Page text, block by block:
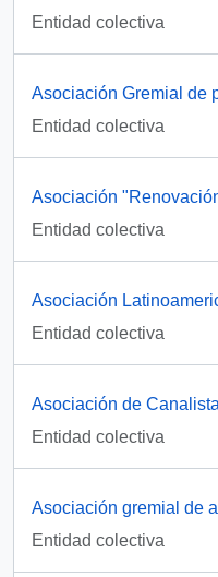
Entidad colectiva
Entidad colectiva
Asociación
Entidad colectiva
Asociación
Entidad colectiva
Entidad colectiva
Entidad colectiva